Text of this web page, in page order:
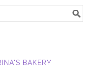
BAKERY